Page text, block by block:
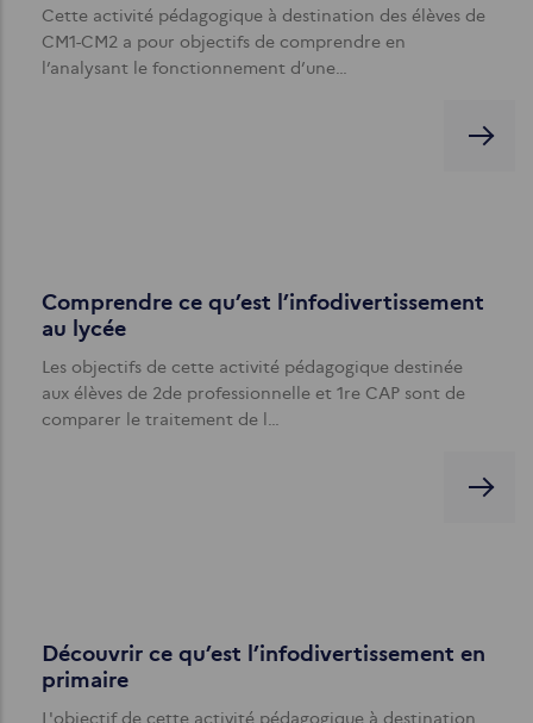
Cette activité pédagogique à destination des élèves de
CM1-CM2 a pour objectifs de comprendre en
l’analysant le fonctionnement d’une…
Comprendre ce qu’est l’infodivertissement
au lycée
Les objectifs de cette activité pédagogique destinée
aux élèves de 2de professionnelle et 1re CAP sont de
comparer le traitement de l…
Découvrir ce qu’est l’infodivertissement en
primaire
L'objectif de cette activité pédagogique à destination